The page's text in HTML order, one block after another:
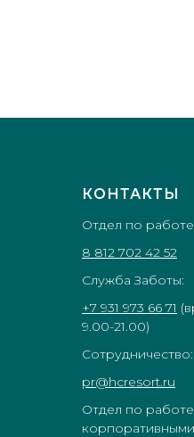
КОНТАКТЫ
Отдел по работе
8 812 702 42 52
Служба Заботы:
+7 931 973 66 71
9.00-21.00)
Сотрудничество:
pr@hcresort.ru
Отдел по